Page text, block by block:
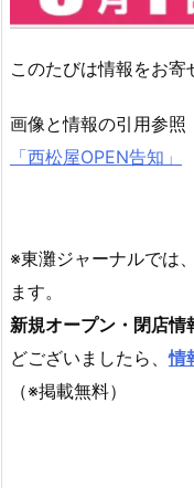
このたびは情報をお寄
画像と情報の引用参照
「西松屋OPEN告知」
※東灘ジャーナルでは
ます。
新規オープン・閉店情
どございましたら、情
（※掲載無料）